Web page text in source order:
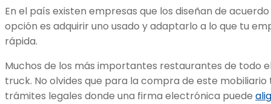
En el país existen empresas que los diseñan de
opción es adquirir uno usado y adaptarlo a lo que tu
rápida.
Muchos de los más importantes restaurantes de todo
truck. No olvides que para la compra de este
trámites legales donde una firma electrónica puede